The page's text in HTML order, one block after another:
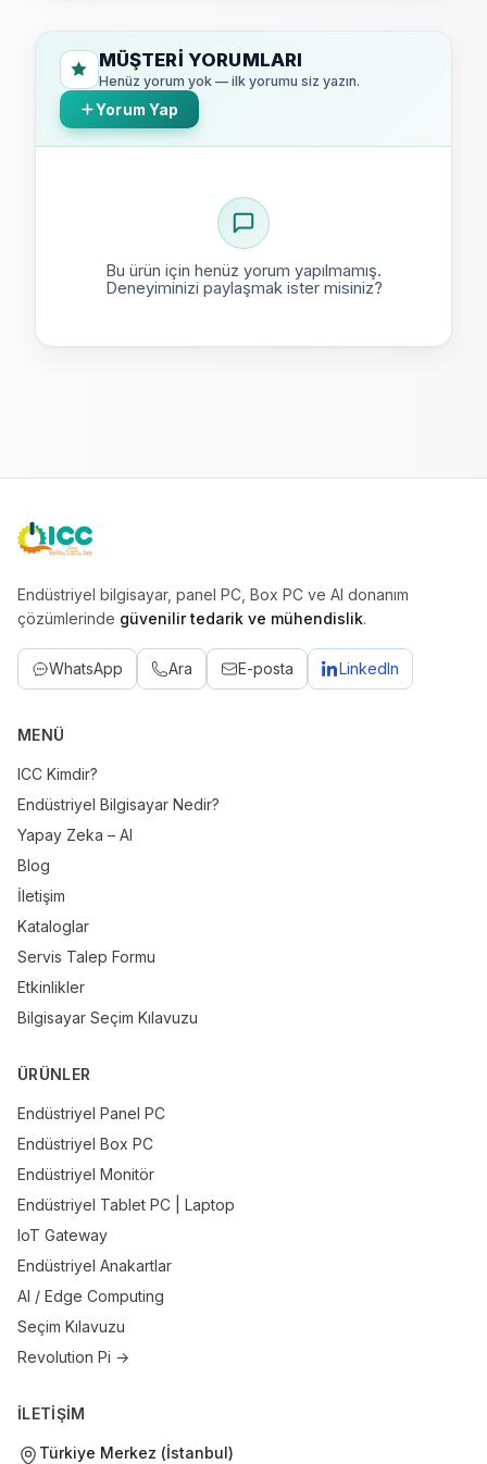
MÜŞTERI YORUMLARI
Henüz yorum yok — ilk yorumu siz yazın.
Yorum Yap
Bu ürün için henüz yorum yapılmamış.
Deneyiminizi paylaşmak ister misiniz?
ICC
Endüstriyel bilgisayar, panel PC, Box PC ve AI donanım
çözümlerinde güvenilir tedarik ve mühendislik.
WhatsApp Ara E-posta LinkedIn
MENÜ
ICC Kimdir?
Endüstriyel Bilgisayar Nedir?
Yapay Zeka – AI
Blog
İletişim
Kataloglar
Servis Talep Formu
Etkinlikler
Bilgisayar Seçim Kılavuzu
ÜRÜNLER
Endüstriyel Panel PC
Endüstriyel Box PC
Endüstriyel Monitör
Endüstriyel Tablet PC | Laptop
IoT Gateway
Endüstriyel Anakartlar
AI / Edge Computing
Seçim Kılavuzu
Revolution Pi →
İLETİŞİM
Türkiye Merkez (İstanbul)